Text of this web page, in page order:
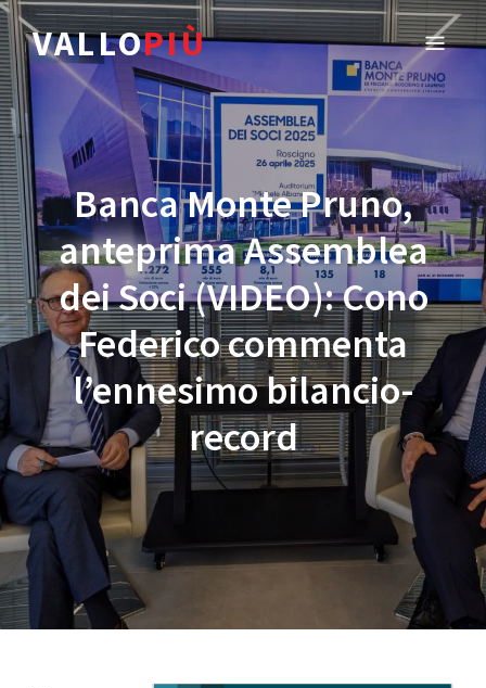
VALLOPIÙ
Banca Monte Pruno,
anteprima Assemblea
dei Soci (VIDEO): Cono
Federico commenta
l’ennesimo bilancio-
record